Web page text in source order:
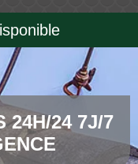
24H/24 7J/7